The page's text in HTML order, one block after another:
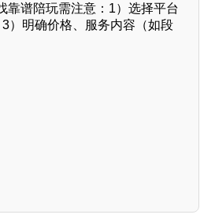
靠谱陪玩需注意：1）选择平台
）明确价格、服务内容（如段